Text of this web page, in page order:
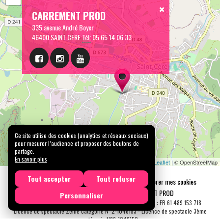
CARREMENT PROD
335 avenue André Boyer
46400 SAINT CERETél:05 65 14 06 33
Leaflet | © OpenStreetMap
Mentions légales Confidentialité
Gérer mes cookies
Tous droits réservés © 2026 |
CARREMENT PROD
N° SIRET : 489 153 718 00031 - APE : 9001 Z - N° TVA Int. : FR 61 489 153 718
Licence de spectacle 2ème catégorie N°2-1048153 - Licence de spectacle 3ème
Ce site utilise des cookies (analytics et réseaux sociaux)
pour mesurer l’audience et proposer des boutons de
partage.
En savoir plus
Tout accepter
Tout refuser
Personnaliser